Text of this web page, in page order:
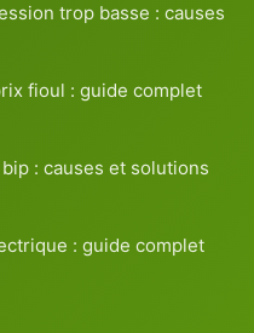
trop basse : causes
fioul : guide complet
: causes et solutions
: guide complet